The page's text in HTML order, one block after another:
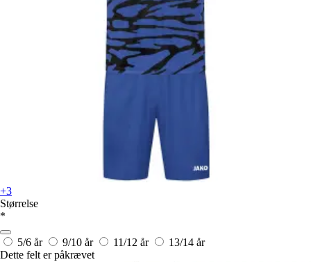
+3
Størrelse
*
5/6 år 9/10 år 11/12 år
13/14 år
Dette felt er påkrævet